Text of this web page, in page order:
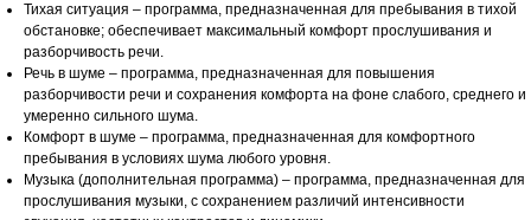
Тихая ситуация – программа, предназначенная для пребывания в тихой
обстановке; обеспечивает максимальный комфорт прослушивания и
разборчивость речи.
Речь в шуме – программа, предназначенная для повышения
разборчивости речи и сохранения комфорта на фоне слабого, среднего и
умеренно сильного шума.
Комфорт в шуме – программа, предназначенная для комфортного
пребывания в условиях шума любого уровня.
Музыка (дополнительная программа) – программа, предназначенная для
прослушивания музыки, с сохранением различий интенсивности